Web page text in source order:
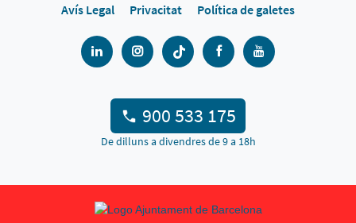
Avís Legal
Privacitat Política de galetes
900 533 175
De dilluns a divendres de 9 a 18h